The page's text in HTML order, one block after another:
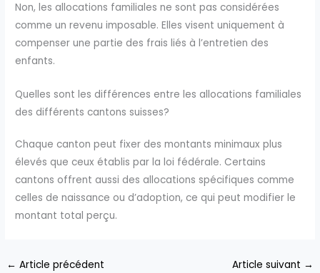
Non, les allocations familiales ne sont pas considérées
comme un revenu imposable. Elles visent uniquement à
compenser une partie des frais liés à l’entretien des
enfants.
Quelles sont les différences entre les allocations familiales
des différents cantons suisses?
Chaque canton peut fixer des montants minimaux plus
élevés que ceux établis par la loi fédérale. Certains
cantons offrent aussi des allocations spécifiques comme
celles de naissance ou d’adoption, ce qui peut modifier le
montant total perçu.
← Article précédent Article suivant →